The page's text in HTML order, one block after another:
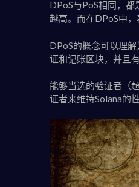
DPoS与PoS相同，
越高。而在DPoS中，
DPoS的概念可以理
证和记账区块，并且
能够当选的验证者（
证者来维持Solana的性